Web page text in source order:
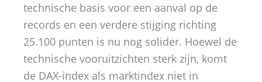
technische basis voor een aanval op de
records en een verdere stijging richting
25.100 punten is nu nog solider. Hoewel de
technische vooruitzichten sterk zijn, komt
de DAX-index als marktindex niet in